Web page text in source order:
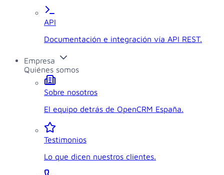
API
Documentación e integración vía API REST.
Empresa
Quiénes somos
Sobre nosotros
El equipo detrás de OpenCRM España.
Testimonios
Lo que dicen nuestros clientes.